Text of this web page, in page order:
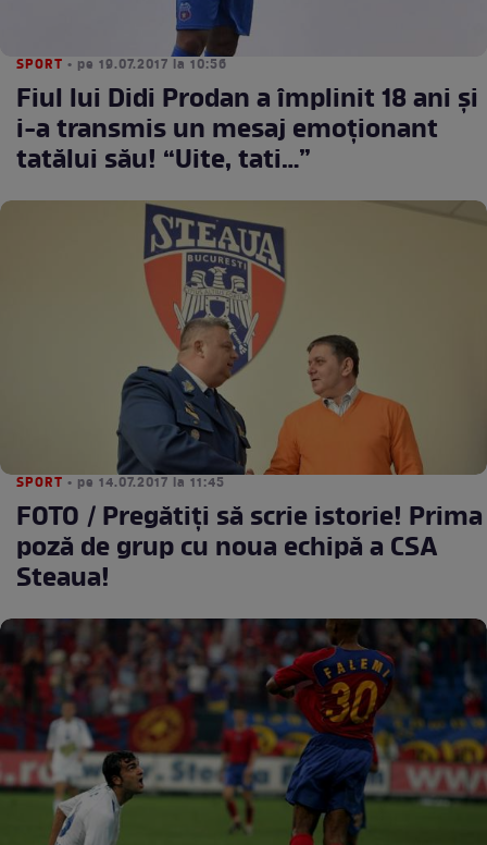
SPORT • pe 19.07.2017 la 10:56
Fiul lui Didi Prodan a împlinit 18 ani şi
i-a transmis un mesaj emoţionant
tatălui său! “Uite, tati…”
SPORT • pe 14.07.2017 la 11:45
FOTO / Pregătiţi să scrie istorie! Prima
poză de grup cu noua echipă a CSA
Steaua!